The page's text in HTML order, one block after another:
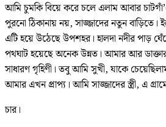
আমি চুমকি বিয়ে করে চলে এলাম আবার
পুরনো ঠিকানায় নয়, সাজ্জাদের নতুন বাড়িতে।
এটি হয়ে উঠেছে উপশহর। হালদা নদীর পাড় ঘেঁষে
পথঘাট হয়েছে অনেক উন্নত। আমার আর
সাধারণ গৃহিণী। তবু আমি সুখী, যাকে
আমার এখন প্রাপ্য। আমি সাজ্জাদের স্ত্রী, এ
চার।